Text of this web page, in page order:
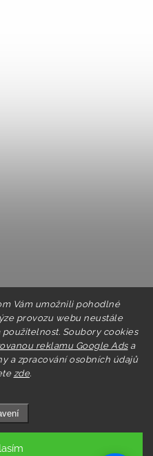
Vám umožnili pohodlné
provozu webu neustále
Soubory cookies
reklamu Google Adsa
a zpracování osobních údajů
zde.